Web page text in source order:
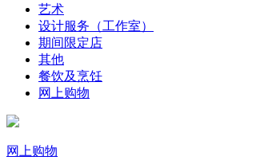
艺术
设计服务（工作室）
期间限定店
其他
餐饮及烹饪
网上购物
网上购物